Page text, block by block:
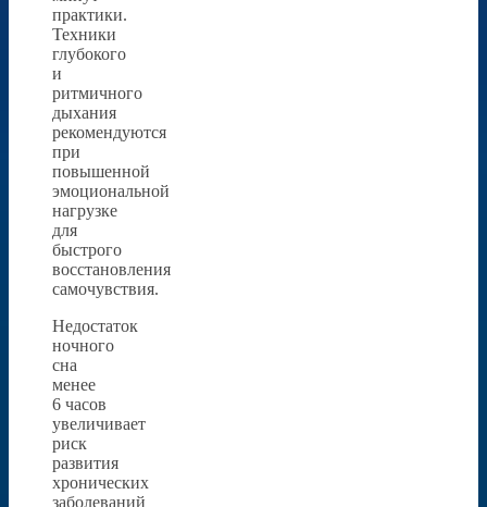
практики.
Техники
глубокого
и
ритмичного
дыхания
рекомендуются
при
повышенной
эмоциональной
нагрузке
для
быстрого
восстановления
самочувствия.
Недостаток
ночного
сна
менее
6 часов
увеличивает
риск
развития
хронических
заболеваний